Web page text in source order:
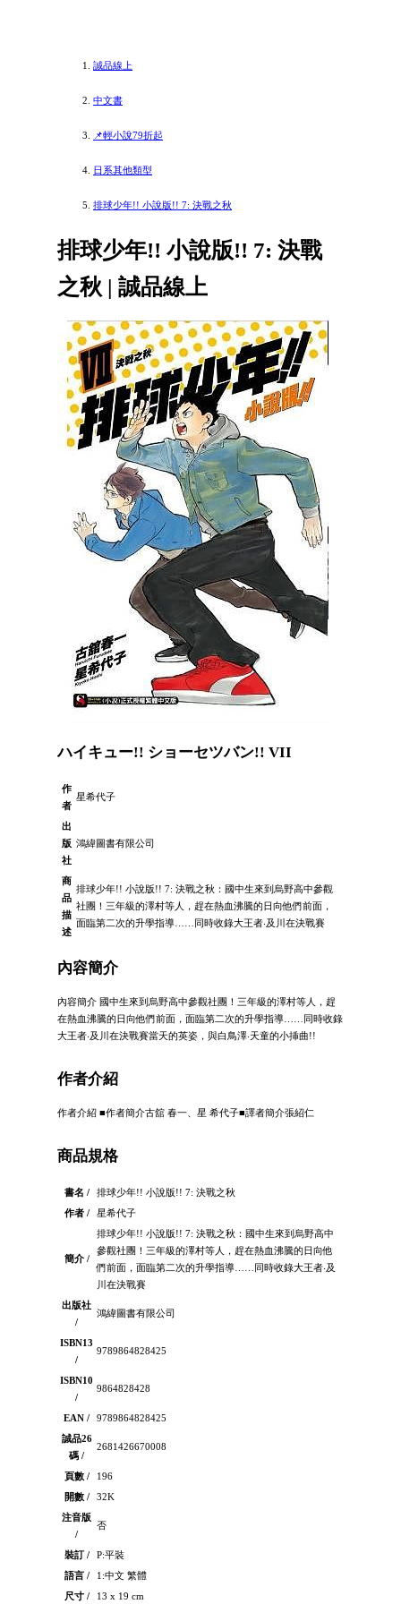
誠品線上
中文書
📌輕小說79折起
日系其他類型
排球少年!! 小說版!! 7: 決戰之秋
排球少年!! 小說版!! 7: 決戰
之秋 | 誠品線上
ハイキュー!! ショーセツバン!! VII
作
者
星希代子
出
版
社
鴻緯圖書有限公司
商
品
描
述
排球少年!! 小說版!! 7: 決戰之秋：國中生來到烏野高中參觀
社團！三年級的澤村等人，趕在熱血沸騰的日向他們前面，
面臨第二次的升學指導……同時收錄大王者‧及川在決戰賽
內容簡介
內容簡介 國中生來到烏野高中參觀社團！三年級的澤村等人，趕
在熱血沸騰的日向他們前面，面臨第二次的升學指導……同時收錄
大王者‧及川在決戰賽當天的英姿，與白鳥澤‧天童的小挿曲!!
作者介紹
作者介紹 ■作者簡介古舘 春一、星 希代子■譯者簡介張紹仁
商品規格
書名 /
排球少年!! 小說版!! 7: 決戰之秋
作者 /
星希代子
簡介 /
排球少年!! 小說版!! 7: 決戰之秋：國中生來到烏野高中
參觀社團！三年級的澤村等人，趕在熱血沸騰的日向他
們前面，面臨第二次的升學指導……同時收錄大王者‧及
川在決戰賽
出版社
/
鴻緯圖書有限公司
ISBN13
/
9789864828425
ISBN10
/
9864828428
EAN /
9789864828425
誠品26
碼 /
2681426670008
頁數 /
196
開數 /
32K
注音版
/
否
裝訂 /
P:平裝
語言 /
1:中文 繁體
尺寸 /
13 x 19 cm